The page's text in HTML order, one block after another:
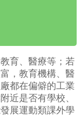
育、醫療等；若
，教育機構、醫
都在偏僻的工業
近是否有學校、
展運動類課外學